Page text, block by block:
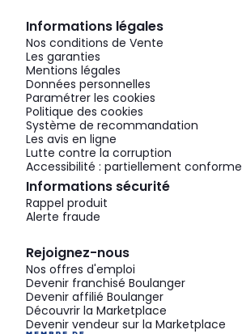
Informations légales
Nos conditions de Vente
Les garanties
Mentions légales
Données personnelles
Paramétrer les cookies
Politique des cookies
Système de recommandation
Les avis en ligne
Lutte contre la corruption
Accessibilité : partiellement conforme
Informations sécurité
Rappel produit
Alerte fraude
Rejoignez-nous
Nos offres d'emploi
Devenir franchisé Boulanger
Devenir affilié Boulanger
Découvrir la Marketplace
Devenir vendeur sur la Marketplace